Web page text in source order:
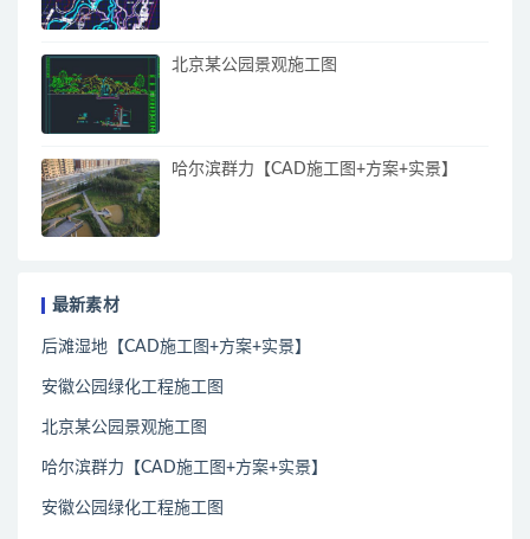
北京某公园景观施工图
哈尔滨群力【CAD施工图+方案+实景】
最新素材
后滩湿地【CAD施工图+方案+实景】
安徽公园绿化工程施工图
北京某公园景观施工图
哈尔滨群力【CAD施工图+方案+实景】
安徽公园绿化工程施工图